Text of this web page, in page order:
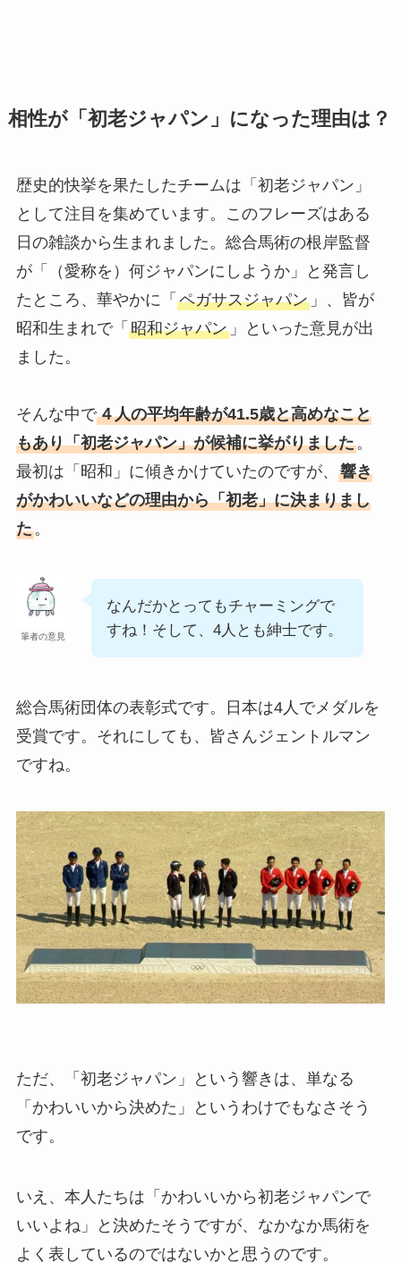
相性が「初老ジャパン」になった理由は？
歴史的快挙を果たしたチームは「初老ジャパン」
として注目を集めています。このフレーズはある
日の雑談から生まれました。総合馬術の根岸監督
が「（愛称を）何ジャパンにしようか」と発言し
たところ、華やかに「 ペガサスジャパン」、皆が
昭和生まれで「 昭和ジャパン」といった意見が出
ました。
そんな中で４人の平均年齢が41.5歳と高めなこと
もあり「初老ジャパン」が候補に挙がりました。
最初は「昭和」に傾きかけていたのですが、 響き
がかわいいなどの理由から「初老」に決まりまし
た。
筆者の意見
なんだかとってもチャーミングで
すね！そして、4人とも紳士です。
総合馬術団体の表彰式です。日本は4人でメダルを
受賞です。それにしても、皆さんジェントルマン
ですね。
ただ、「初老ジャパン」という響きは、単なる
「かわいいから決めた」というわけでもなさそう
です。
いえ、本人たちは「かわいいから初老ジャパンで
いいよね」と決めたそうですが、なかなか馬術を
よく表しているのではないかと思うのです。